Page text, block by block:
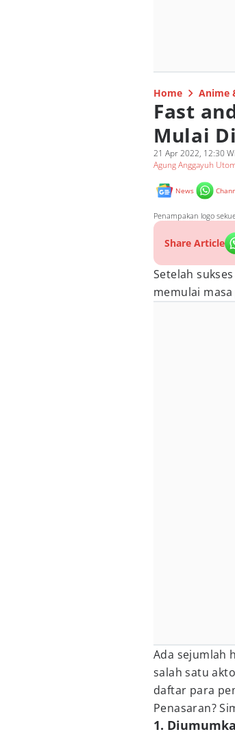
Home Anime
Fast
Mulai
21 Apr 2022, 12:30
Agung Anggayuh
News
Penampakan logo
Share Article
Setelah
memulai
Ada sejumlah
salah satu
daftar para
Penasaran?
1.